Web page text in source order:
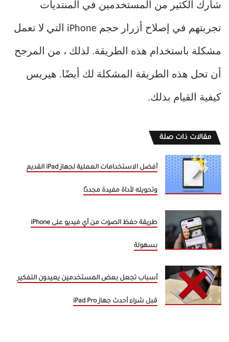
شارك الكثير من المستخدمين في المنتديات
تجربتهم في إصلاح أزرار حجم iPhone التي لا تعمل
مشكلة باستخدام هذه الطريقة. لذلك ، من المرجح
أن تحل هذه الطريقة المشكلة لك أيضًا. هيريس
كيفية القيام بذلك.
مقالات ذات صلة
أفضل الاستخدامات العملية لجهاز iPad القديم
وتحويله لأداة مفيدة مجددًا
طريقة حفظ الصوت من أي فيديو على iPhone
بسهولة
أسباب تجعل بعض المستخدمين يعيدون التفكير
قبل شراء أحدث جهاز iPad Pro